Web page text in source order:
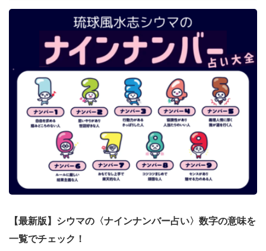
【最新版】シウマの〈ナインナンバー占い〉数字の意味を
一覧でチェック！